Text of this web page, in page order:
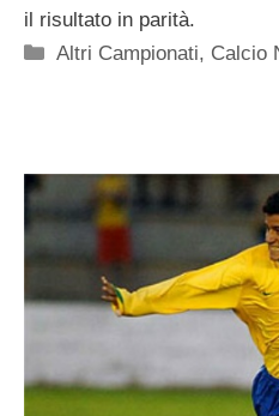
il risultato in parità.
Categorie
Altri Campionati, Calcio